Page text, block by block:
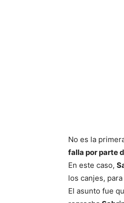
No es la
falla por parte
En este caso,
los canjes,
El asunto fue